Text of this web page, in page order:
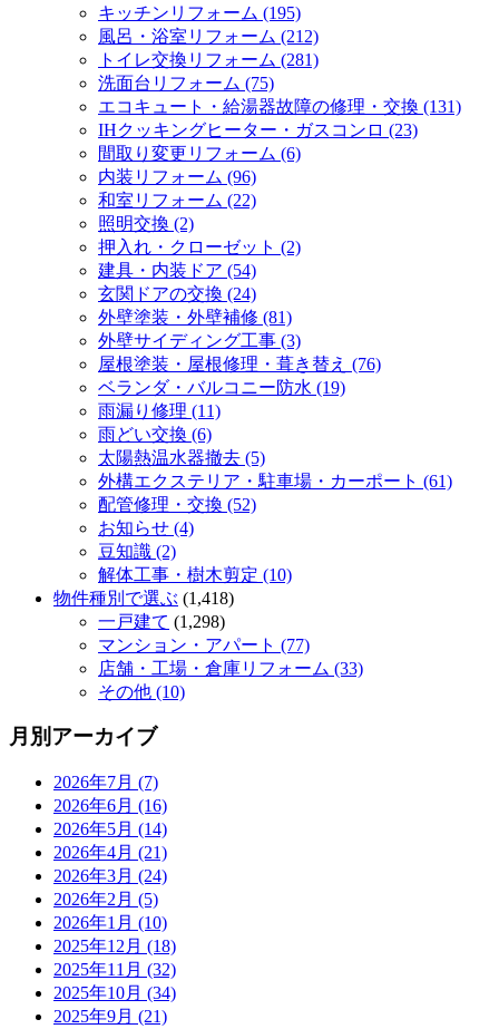
キッチンリフォーム (195)
風呂・浴室リフォーム (212)
トイレ交換リフォーム (281)
洗面台リフォーム (75)
エコキュート・給湯器故障の修理・交換 (131)
IHクッキングヒーター・ガスコンロ (23)
間取り変更リフォーム (6)
内装リフォーム (96)
和室リフォーム (22)
照明交換 (2)
押入れ・クローゼット (2)
建具・内装ドア (54)
玄関ドアの交換 (24)
外壁塗装・外壁補修 (81)
外壁サイディング工事 (3)
屋根塗装・屋根修理・葺き替え (76)
ベランダ・バルコニー防水 (19)
雨漏り修理 (11)
雨どい交換 (6)
太陽熱温水器撤去 (5)
外構エクステリア・駐車場・カーポート (61)
配管修理・交換 (52)
お知らせ (4)
豆知識 (2)
解体工事・樹木剪定 (10)
物件種別で選ぶ (1,418)
一戸建て (1,298)
マンション・アパート (77)
店舗・工場・倉庫リフォーム (33)
その他 (10)
月別アーカイブ
2026年7月 (7)
2026年6月 (16)
2026年5月 (14)
2026年4月 (21)
2026年3月 (24)
2026年2月 (5)
2026年1月 (10)
2025年12月 (18)
2025年11月 (32)
2025年10月 (34)
2025年9月 (21)